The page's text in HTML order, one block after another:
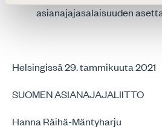
asianajajasalaisuuden
Helsingissä 29. tammikuuta 2021
SUOMEN ASIANAJAJALIITTO
Hanna Räihä-Mäntyharju